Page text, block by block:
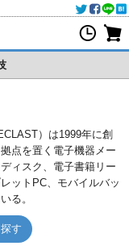
）は1999年に創
点を置く電子機器メー
ィスク、電子書籍リー
ットPC、モバイルバッ
る。
す